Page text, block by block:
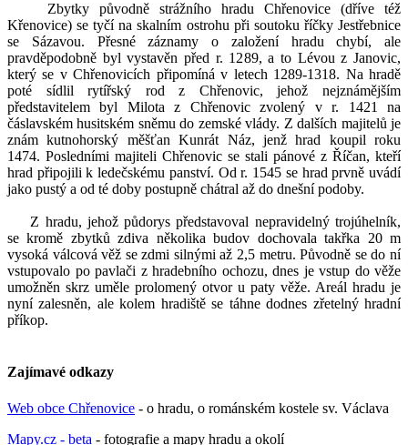
Zbytky původně strážního hradu Chřenovice (dříve též
Křenovice) se tyčí na skalním ostrohu při soutoku říčky Jestřebnice
se Sázavou. Přesné záznamy o založení hradu chybí, ale
pravděpodobně byl vystavěn před r. 1289, a to Lévou z Janovic,
který se v Chřenovicích připomíná v letech 1289-1318. Na hradě
poté sídlil rytířský rod z Chřenovic, jehož nejznámějším
představitelem byl Milota z Chřenovic zvolený v r. 1421 na
čáslavském husitském sněmu do zemské vlády. Z dalších majitelů je
znám kutnohorský měšťan Kunrát Náz, jenž hrad koupil roku
1474. Posledními majiteli Chřenovic se stali pánové z Říčan, kteří
hrad připojili k ledečskému panství. Od r. 1545 se hrad prvně uvádí
jako pustý a od té doby postupně chátral až do dnešní podoby.
Z hradu, jehož půdorys představoval nepravidelný trojúhelník,
se kromě zbytků zdiva několika budov dochovala takřka 20 m
vysoká válcová věž se zdmi silnými až 2,5 metru. Původně se do ní
vstupovalo po pavlači z hradebního ochozu, dnes je vstup do věže
umožněn skrz uměle prolomený otvor u paty věže. Areál hradu je
nyní zalesněn, ale kolem hradiště se táhne dodnes zřetelný hradní
příkop.
Zajímavé odkazy
Web obce Chřenovice - o hradu, o románském kostele sv. Václava
Mapy.cz - beta - fotografie a mapy hradu a okolí